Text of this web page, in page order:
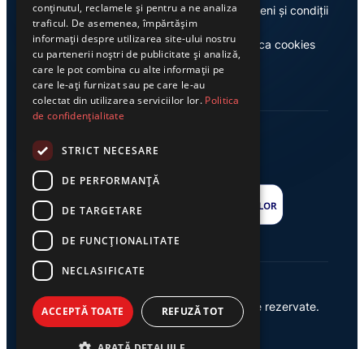
Despre noi
Casa de editură Exclusiv
Termeni și condiții
Politica cookies
© 2026 Ziarul Exclusiv – Toate drepturile rezervate.
Powered by {AW}
conținutul, reclamele și pentru a ne analiza
traficul. De asemenea, împărtășim
informații despre utilizarea site-ului nostru
cu partenerii noștri de publicitate și analiză,
care le pot combina cu alte informații pe
care le-ați furnizat sau pe care le-au
colectat din utilizarea serviciilor lor. Politica
de confidențialitate
STRICT NECESARE
DE PERFORMANȚĂ
DE TARGETARE
DE FUNCŢIONALITATE
NECLASIFICATE
ACCEPTĂ TOATE REFUZĂ TOT